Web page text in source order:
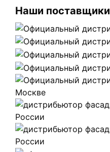
Наши поставщики